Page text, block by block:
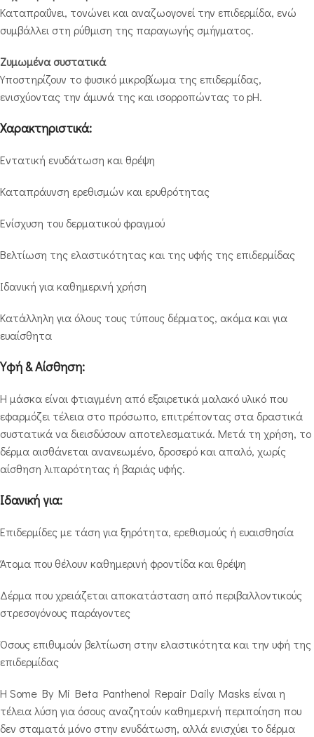
Καταπραΰνει, τονώνει και αναζωογονεί την επιδερμίδα, ενώ
συμβάλλει στη ρύθμιση της παραγωγής σμήγματος.
Ζυμωμένα συστατικά
Υποστηρίζουν το φυσικό μικροβίωμα της επιδερμίδας,
ενισχύοντας την άμυνά της και ισορροπώντας το pH.
Χαρακτηριστικά:
Εντατική ενυδάτωση και θρέψη
Καταπράυνση ερεθισμών και ερυθρότητας
Ενίσχυση του δερματικού φραγμού
Βελτίωση της ελαστικότητας και της υφής της επιδερμίδας
Ιδανική για καθημερινή χρήση
Κατάλληλη για όλους τους τύπους δέρματος, ακόμα και για
ευαίσθητα
Υφή & Αίσθηση:
Η μάσκα είναι φτιαγμένη από εξαιρετικά μαλακό υλικό που
εφαρμόζει τέλεια στο πρόσωπο, επιτρέποντας στα δραστικά
συστατικά να διεισδύσουν αποτελεσματικά. Μετά τη χρήση, το
δέρμα αισθάνεται ανανεωμένο, δροσερό και απαλό, χωρίς
αίσθηση λιπαρότητας ή βαριάς υφής.
Ιδανική για:
Επιδερμίδες με τάση για ξηρότητα, ερεθισμούς ή ευαισθησία
Άτομα που θέλουν καθημερινή φροντίδα και θρέψη
Δέρμα που χρειάζεται αποκατάσταση από περιβαλλοντικούς
στρεσογόνους παράγοντες
Όσους επιθυμούν βελτίωση στην ελαστικότητα και την υφή της
επιδερμίδας
Η Some By Mi Beta Panthenol Repair Daily Masks είναι η
τέλεια λύση για όσους αναζητούν καθημερινή περιποίηση που
δεν σταματά μόνο στην ενυδάτωση, αλλά ενισχύει το δέρμα